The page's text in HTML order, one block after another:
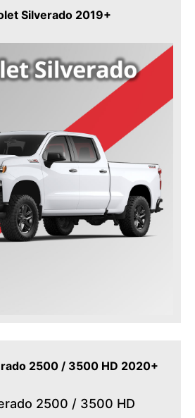
Silverado 2019+
2500 / 3500 HD 2020+